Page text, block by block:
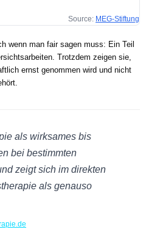
Source: MEG-Stiftung
wenn man fair sagen muss: Ein Teil
Trotzdem zeigen sie,
ernst genommen wird und nicht
als wirksames bis
bei bestimmten
zeigt sich im direkten
als genauso